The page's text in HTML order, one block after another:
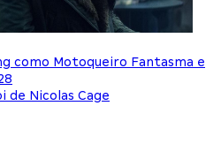
como Motoqueiro Fantasma e
de Nicolas Cage